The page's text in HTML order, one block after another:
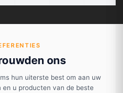
aanpas
LIMIT
sbaar)
ons
hun uiterste best om aan uw
u producten van de beste